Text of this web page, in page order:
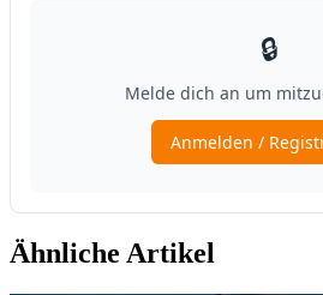
Ähnliche Artikel